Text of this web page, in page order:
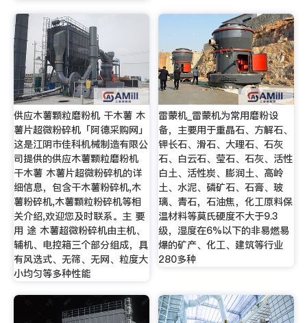
供应木薯颗粒磨粉机 干木薯 木
薯片超微粉碎机「阿德采购网」
这是江阴市佳科机械制造有限公
司提供的供应木薯颗粒磨粉机
干木薯 木薯片超微粉碎机的详
细信息，包含干木薯粉碎机,木
薯粉碎机,木薯颗粒粉碎机等相
关介绍,欢迎您及时联系。主 要
用 途 木薯超微粉碎机由主机、
辅机、电控箱三个部分组成，具
有风选式、无筛、无网、粒度大
小均匀等多种性能
雷蒙机_雷蒙机为常用磨粉设
备，主要用于重晶石、方解石、
钾长石、滑石、大理石、石灰
石、白云石、莹石、石灰、活性
白土、活性炭、膨润土、高岭
土、水泥、磷矿石、石膏、玻
璃、青石，石油焦，化工原料保
温材料等莫氏硬度不大于9.3
级，湿度在6%以下的非易燃易
爆的矿产、化工、建筑等行业
280多种